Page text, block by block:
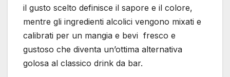
il gusto scelto definisce il sapore e il colore,
mentre gli ingredienti alcolici vengono mixati e
calibrati per un mangia e bevi fresco e
gustoso che diventa un’ottima alternativa
golosa al classico drink da bar.